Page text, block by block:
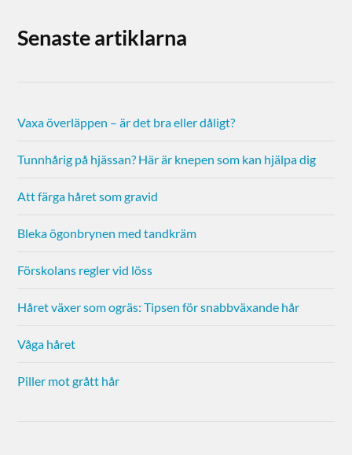
Senaste artiklarna
Vaxa överläppen – är det bra eller dåligt?
Tunnhårig på hjässan? Här är knepen som kan hjälpa dig
Att färga håret som gravid
Bleka ögonbrynen med tandkräm
Förskolans regler vid löss
Håret växer som ogräs: Tipsen för snabbväxande hår
Våga håret
Piller mot grått hår